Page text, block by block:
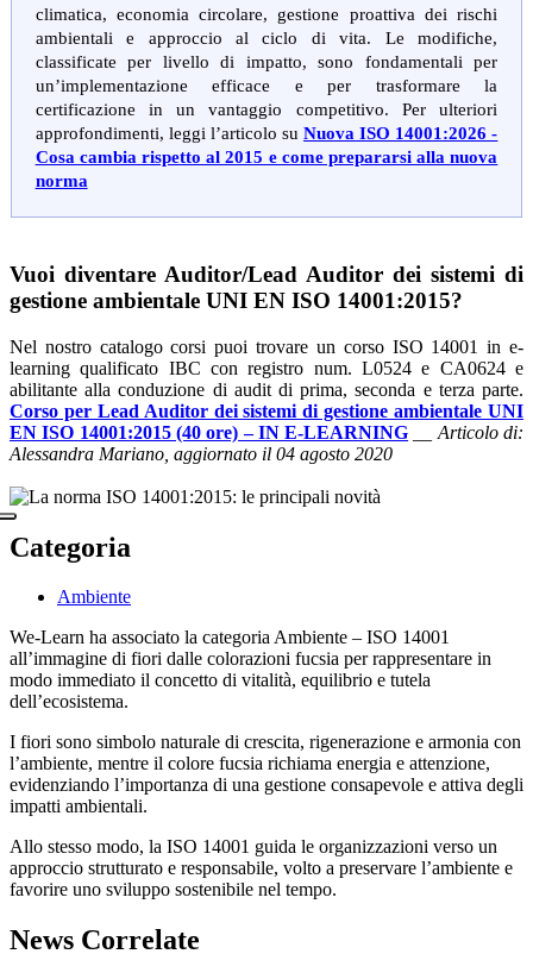
climatica, economia circolare, gestione proattiva dei rischi
ambientali e approccio al ciclo di vita. Le modifiche,
classificate per livello di impatto, sono fondamentali per
un’implementazione efficace e per trasformare la
certificazione in un vantaggio competitivo. Per ulteriori
approfondimenti, leggi l’articolo suNuova ISO 14001:2026 -
Cosa cambia rispetto al 2015 e come prepararsi alla nuova
norma
Vuoi diventare Auditor/Lead Auditor dei sistemi di
gestione ambientale UNI EN ISO 14001:2015?
Nel nostro catalogo corsi puoi trovare un corso ISO 14001 in e-
learning qualificato IBC con registro num. L0524 e CA0624 e
abilitante alla conduzione di audit di prima, seconda e terza parte.
Corso per Lead Auditor dei sistemi di gestione ambientale UNI
EN ISO 14001:2015 (40 ore) – IN E-LEARNING
Articolo di:
Alessandra Mariano, aggiornato il 04 agosto 2020
Categoria
Ambiente
We-Learn ha associato la categoria Ambiente – ISO 14001
all’immagine di fiori dalle colorazioni fucsia per rappresentare in
modo immediato il concetto di vitalità, equilibrio e tutela
dell’ecosistema.
I fiori sono simbolo naturale di crescita, rigenerazione e armonia con
l’ambiente, mentre il colore fucsia richiama energia e attenzione,
evidenziando l’importanza di una gestione consapevole e attiva degli
impatti ambientali.
Allo stesso modo, la ISO 14001 guida le organizzazioni verso un
approccio strutturato e responsabile, volto a preservare l’ambiente e
favorire uno sviluppo sostenibile nel tempo.
News Correlate